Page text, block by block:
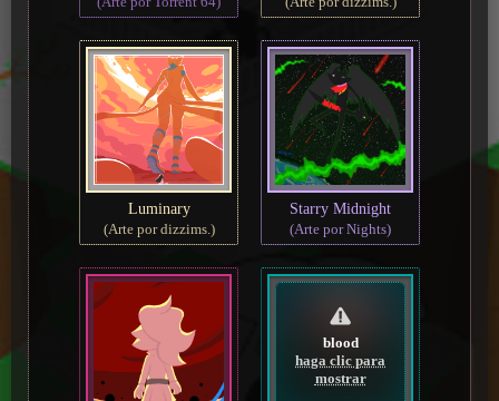
Luminary
(Arte por dizzims.)
Starry Midnight
(Arte por Nights)
blood
haga clic para
mostrar